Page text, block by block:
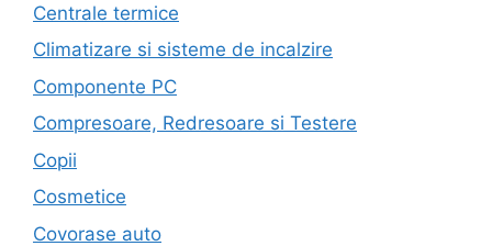
Centrale termice
Climatizare si sisteme de incalzire
Componente PC
Compresoare, Redresoare si Testere
Copii
Cosmetice
Covorase auto